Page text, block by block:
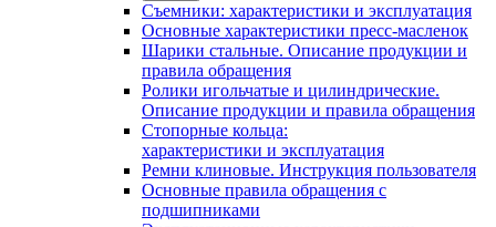
Съемники: характеристики и эксплуатация
Основные характеристики пресс‑масленок
Шарики стальные. Описание продукции и
правила обращения
Ролики игольчатые и цилиндрические.
Описание продукции и правила обращения
Стопорные кольца:
характеристики и эксплуатация
Ремни клиновые. Инструкция пользователя
Основные правила обращения с
подшипниками